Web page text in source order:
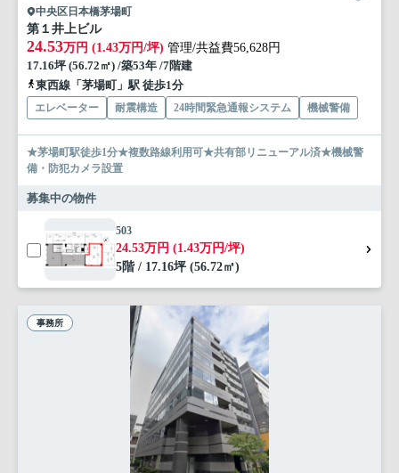
中央区日本橋茅場町
第１井上ビル
24.53万円 (1.43万円/坪) 管理/共益費56,628円
17.16坪 (56.72㎡) /築53年 /7階建
東西線「茅場町」駅 徒歩1分
エレベーター 耐震構造 24時間緊急通報システム 機械警備
★茅場町駅徒歩1分★複数路線利用可★共有部リニューアル済★機械警
備・防犯カメラ設置
募集中の物件
503
24.53万円 (1.43万円/坪)
5階 / 17.16坪 (56.72㎡)
事務所